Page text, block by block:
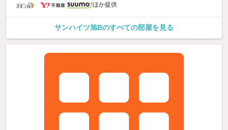
ほか提供
サンハイツ旭Bのすべての部屋を見る